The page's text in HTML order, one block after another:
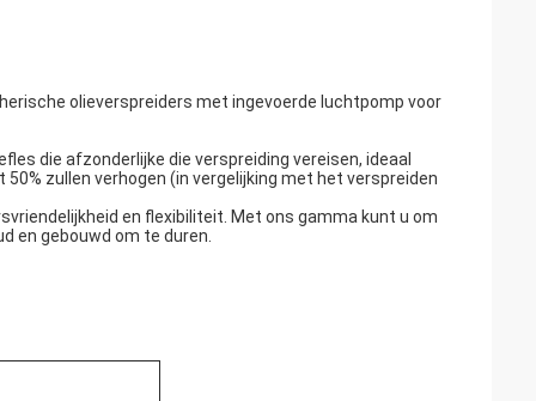
olieverspreiders met ingevoerde luchtpomp voor
die afzonderlijke die verspreiding vereisen, ideaal
zullen verhogen (in vergelijking met het verspreiden
en flexibiliteit. Met ons gamma kunt u om
en gebouwd om te duren.